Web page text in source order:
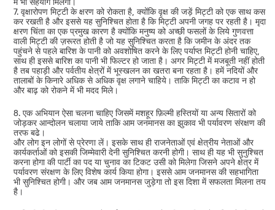
में भी सहयोग मिलेगा।
7. वृक्षारोपण मिट्टी के क्षरण को रोकता है, क्योंकि वृक्ष की जड़ें मिट्टी को एक साथ कस
कर रखती है और इससे यह सुनिश्चित होता है कि मिट्टी अपनी जगह पर रहती है। मृदा
क्षरण चिंता का एक प्रमुख कारण है क्योंकि मनुष्य को अच्छी फसलों के लिये गुणवत्ता
वाली मिट्टी की ज़रूरत होती है जो यह सुनिश्चित करता है कि जमीन के अंदर तक
पहुंचने से पहले बारिश के पानी को अवशोषित करने के लिए पर्याप्त मिट्टी होनी चाहिए,
साथ ही इससे बारिश का पानी भी फिल्टर हो जाता है। अगर मिट्टी में मजबूती नहीं होती
है तब पहाड़ी और पर्वतीय क्षेत्रों में भूस्खलन का खतरा बना रहता है। हमें नदियों और
तालाबों के किनारे अधिक से अधिक वृक्ष लगाने चाहिये। ताकि मिट्टी का कटाव न हो
और बाढ़ को रोकने में भी मदद मिले।
8. एक अभियान ऐसा चलना चाहिए जिसमें मशहूर फ़िल्मी हस्तियों या अन्य सितारों को
जोड़कर आन्दोलन चलाया जाये ताकि आम जनमानस का झुकाव भी पर्यावरण संरक्षण की
तरफ बढे।
और लोग इन लोगों से प्रेरणा लें। इसके साथ ही राजनेताओं एवं क्षेत्रीय नेताओं और
कार्यकर्ताओं को इसकी जिम्मेवारी देनी सुनिश्चित करनी होगी। साथ ही यह भी सुनुश्चित
करना होगा की पार्टी का पद या चुनाव का टिकट उसी को मिलेगा जिसने अपने क्षेत्र में
पर्यावरण संरक्षण के लिए विशेष कार्य किया होगा। इससे आम जनमानस की सहभागिता
भी सुनिश्चित होगी। और जब आम जनमानस जुड़ेगा तो इस दिशा में सफलता मिलना तय
है।